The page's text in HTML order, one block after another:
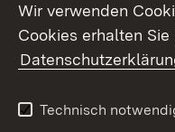
Kontakt
Wir verwenden
Cookies erhalten Sie
Technisch